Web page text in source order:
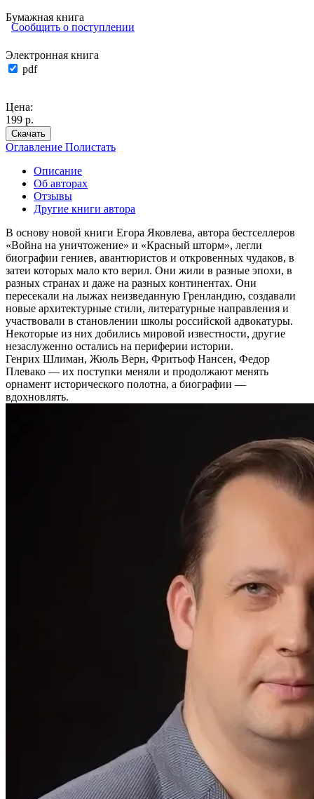
Бумажная книга
Сообщить о поступлении
Электронная книга
pdf
Цена:
199 р.
Скачать
Оглавление Полистать
Описание
Об авторах
Отзывы
Другие книги автора
В основу новой книги Егора Яковлева, автора бестселлеров
«Война на уничтожение» и «Красный шторм», легли
биографии гениев, авантюристов и откровенных чудаков, в
затеи которых мало кто верил. Они жили в разные эпохи, в
разных странах и даже на разных континентах. Они
пересекали на лыжах неизведанную Гренландию, создавали
новые архитектурные стили, литературные направления и
участвовали в становлении школы российской адвокатуры.
Некоторые из них добились мировой известности, другие
незаслуженно остались на периферии истории.
Генрих Шлиман, Жюль Верн, Фритьоф Нансен, Федор
Плевако — их поступки меняли и продолжают менять
орнамент исторического полотна, а биографии —
вдохновлять.